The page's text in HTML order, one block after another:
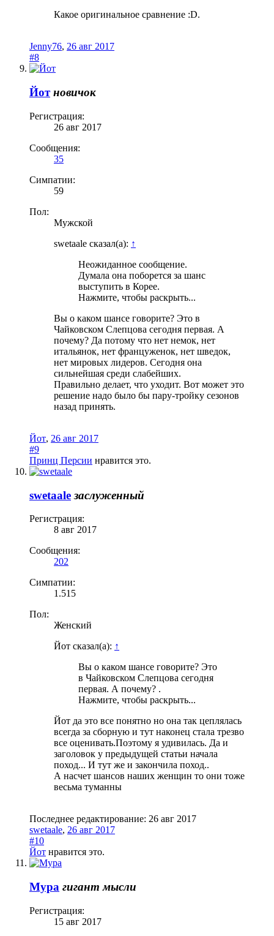
Какое оригинальное сравнение :D.
Jenny76, 26 авг 2017
#8
Йот новичок
Регистрация:
26 авг 2017
Сообщения:
35
Симпатии:
59
Пол:
Мужской
swetaale сказал(а): ↑
Неожиданное сообщение.
Думала она поборется за шанс
выступить в Корее.
Нажмите, чтобы раскрыть...
Вы о каком шансе говорите? Это в
Чайковском Слепцова сегодня первая. А
почему? Да потому что нет немок, нет
итальянок, нет француженок, нет шведок,
нет мировых лидеров. Сегодня она
сильнейшая среди слабейших.
Правильно делает, что уходит. Вот может это
решение надо было бы пару-тройку сезонов
назад принять.
Йот, 26 авг 2017
#9
Принц Персии нравится это.
swetaale заслуженный
Регистрация:
8 авг 2017
Сообщения:
202
Симпатии:
1.515
Пол:
Женский
Йот сказал(а): ↑
Вы о каком шансе говорите? Это
в Чайковском Слепцова сегодня
первая. А почему? .
Нажмите, чтобы раскрыть...
Йот да это все понятно но она так цеплялась
всегда за сборную и тут наконец стала трезво
все оценивать.Поэтому я удивилась. Да и
заголовок у предыдущей статьи начала
поход... И тут же и закончила поход..
А насчет шансов наших женщин то они тоже
весьма туманны
Последнее редактирование: 26 авг 2017
swetaale, 26 авг 2017
#10
Йот нравится это.
Мура гигант мысли
Регистрация:
15 авг 2017